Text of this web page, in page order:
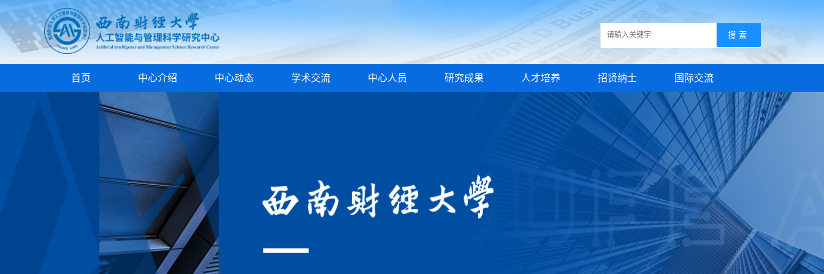
首页 中心介绍 中心动态 学术交流 中心人员 研究成果 人才培养 招贤纳士 国际交流